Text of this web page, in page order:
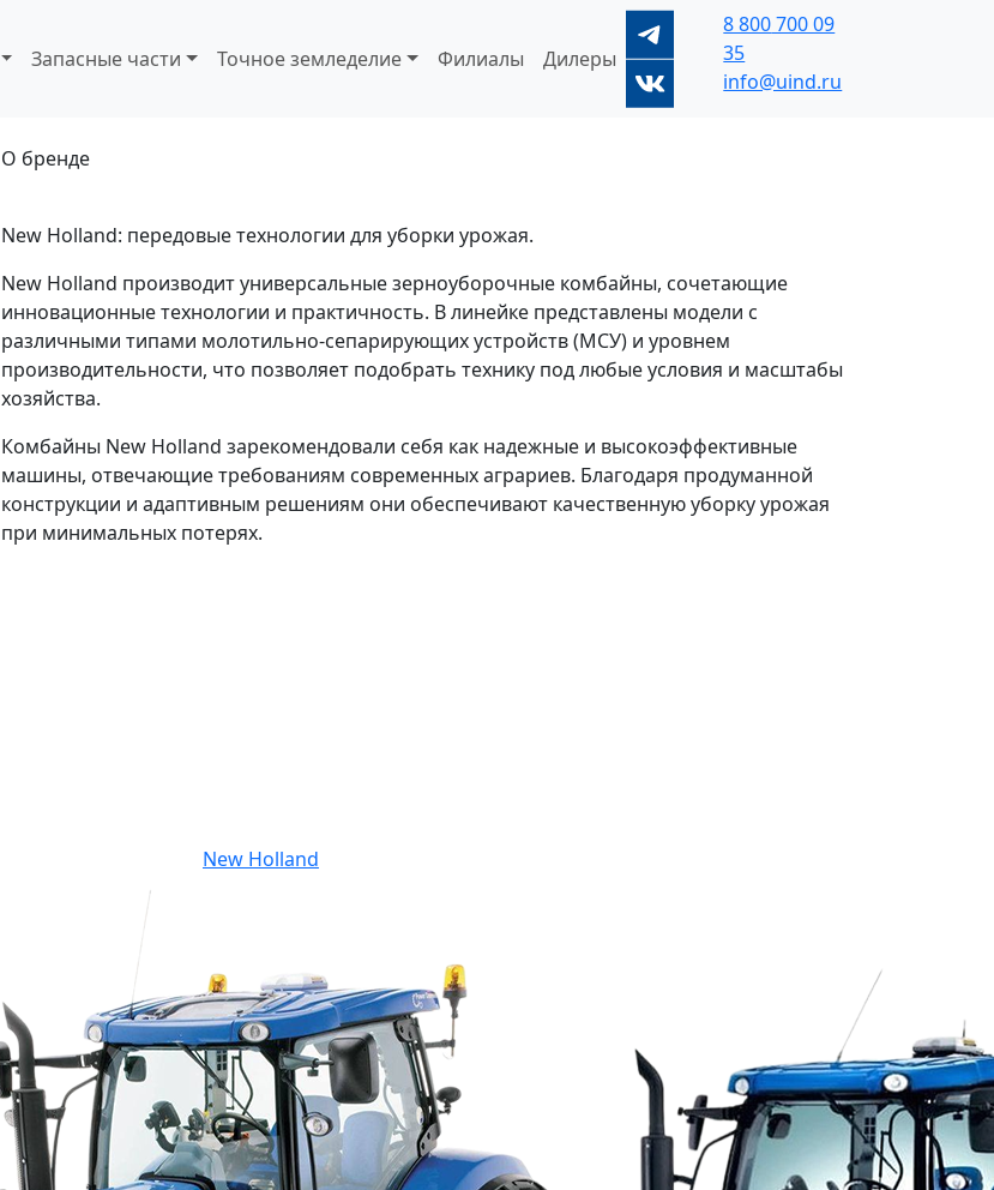
Запасные части Точное земледелие Филиалы Дилеры
8 800700 09
35
info@uind.ru
О бренде
New Holland: передовые технологии для уборки урожая.
New Holland производит универсальные зерноуборочные комбайны, сочетающие
инновационные технологии и практичность. В линейке представлены модели с
различными типами молотильно-сепарирующих устройств (МСУ) и уровнем
производительности, что позволяет подобрать технику под любые условия и масштабы
хозяйства.
Комбайны New Holland зарекомендовали себя как надежные и высокоэффективные
машины, отвечающие требованиям современных аграриев. Благодаря продуманной
конструкции и адаптивным решениям они обеспечивают качественную уборку урожая
при минимальных потерях.
New Holland